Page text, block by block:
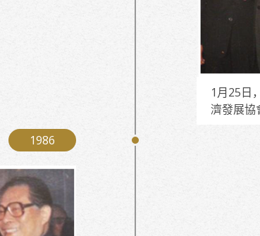
1月25日
濟發展協
1986